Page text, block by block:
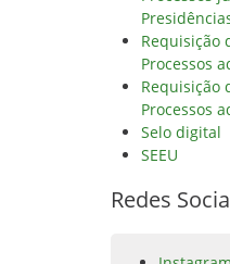
Requisição
Processos
Requisição
Processos
Selo digital
SEEU
Redes